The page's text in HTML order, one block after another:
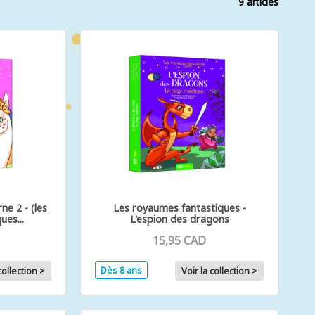
2 - (les
>
Les royaumes fantastiques -
L'espion des dragons
15,95 CAD
Dès 8 ans Voir la collection >